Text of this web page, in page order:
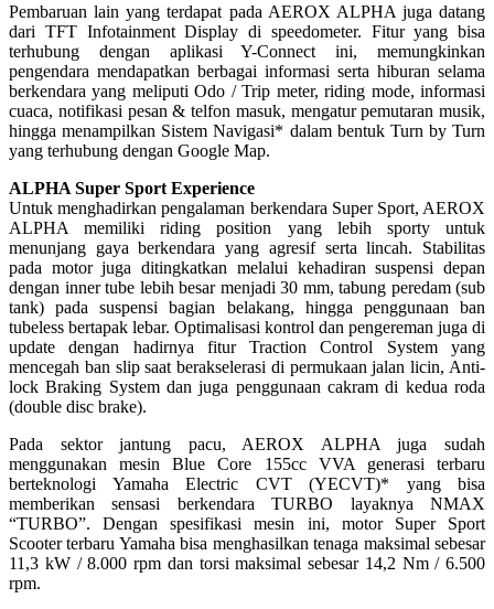
Pembaruan lain yang terdapat pada AEROX ALPHA juga datang
dari TFT Infotainment Display di speedometer. Fitur yang bisa
terhubung dengan aplikasi Y-Connect ini, memungkinkan
pengendara mendapatkan berbagai informasi serta hiburan selama
berkendara yang meliputi Odo / Trip meter, riding mode, informasi
cuaca, notifikasi pesan & telfon masuk, mengatur pemutaran musik,
hingga menampilkan Sistem Navigasi* dalam bentuk Turn by Turn
yang terhubung dengan Google Map.
ALPHA Super Sport Experience
Untuk menghadirkan pengalaman berkendara Super Sport, AEROX
ALPHA memiliki riding position yang lebih sporty untuk
menunjang gaya berkendara yang agresif serta lincah. Stabilitas
pada motor juga ditingkatkan melalui kehadiran suspensi depan
dengan inner tube lebih besar menjadi 30 mm, tabung peredam (sub
tank) pada suspensi bagian belakang, hingga penggunaan ban
tubeless bertapak lebar. Optimalisasi kontrol dan pengereman juga di
update dengan hadirnya fitur Traction Control System yang
mencegah ban slip saat berakselerasi di permukaan jalan licin, Anti-
lock Braking System dan juga penggunaan cakram di kedua roda
(double disc brake).
Pada sektor jantung pacu, AEROX ALPHA juga sudah
menggunakan mesin Blue Core 155cc VVA generasi terbaru
berteknologi Yamaha Electric CVT (YECVT)* yang bisa
memberikan sensasi berkendara TURBO layaknya NMAX
“TURBO”. Dengan spesifikasi mesin ini, motor Super Sport
Scooter terbaru Yamaha bisa menghasilkan tenaga maksimal sebesar
11,3 kW / 8.000 rpm dan torsi maksimal sebesar 14,2 Nm / 6.500
rpm.